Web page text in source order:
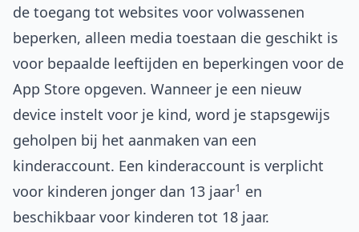
de toegang tot websites voor volwassenen
beperken, alleen media toestaan die geschikt is
voor bepaalde leeftijden en beperkingen voor de
App Store opgeven. Wanneer je een nieuw
device instelt voor je kind, word je stapsgewijs
geholpen bij het aanmaken van een
kinderaccount. Een kinderaccount is verplicht
voor kinderen jonger dan 13 jaar1 en
beschikbaar voor kinderen tot 18 jaar.